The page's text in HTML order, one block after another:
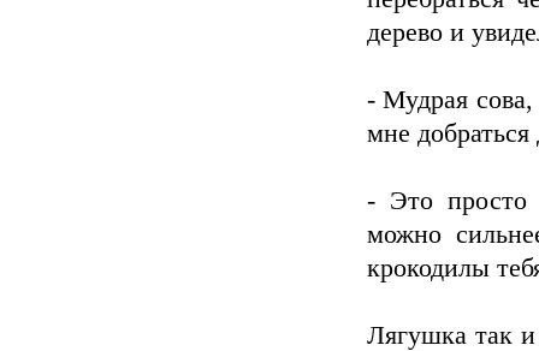
дерево и
- Мудрая
мне
- Это просто
можно
крокодилы
Лягушка так и